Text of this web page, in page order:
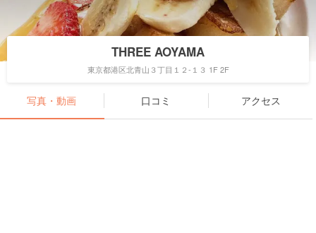
THREE AOYAMA
東京都港区北青山３丁目１２-１３ 1F 2F
写真・動画 口コミ アクセス